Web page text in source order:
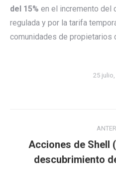
del 15% en el incremento del
regulada y por la tarifa
comunidades de propietarios
25 julio,
entre
publicaciones
Acciones de Shell
descubrimiento